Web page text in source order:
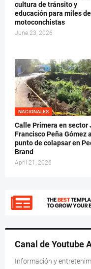
cultura de tránsito y
educación para miles de
motoconchistas
June 23, 2026
NACIONALES
Calle Primera en sector
Francisco Peña Gómez al
punto de colapsar en
Brand
April 21, 2026
Canal de Youtube
Información y